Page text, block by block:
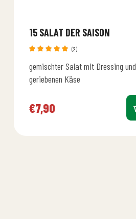
15 SALAT DER SAISON
mit5.00
von 5
(2)
gemischter Salat mit Dressing und
geriebenen Käse
€7,90